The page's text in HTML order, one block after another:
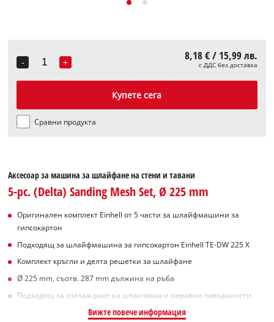
-
Quantity
+ 8,18 € / 15,99 лв.
с ДДС без доставка
Купете сега
Сравни продукта
Аксесоар за машина за шлайфане на стени и тавани
5-pc. (Delta) Sanding Mesh Set, Ø 225 mm
Оригинален комплект Einhell от 5 части за шлайфмашини за
гипсокартон
Подходящ за шлайфмашина за гипсокартон Einhell TE-DW 225 X
Комплект кръгли и делта решетки за шлайфане
Ø 225 mm, съотв. 287 mm дължина на ръба
Подходящ за изглаждане на шпакловка и неравни повърхности
Вижте повече информация